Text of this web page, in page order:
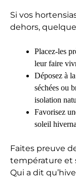
Si vos
dehors,
Placez-les
leur faire
Déposez à
séchées ou
isolation
Favorisez
soleil
Faites preuve
température et
Qui a dit